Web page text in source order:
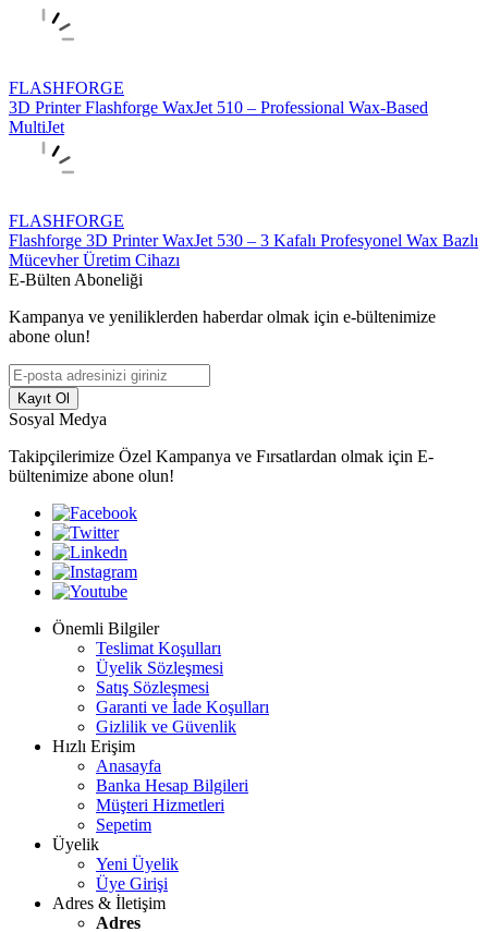
FLASHFORGE
3D Printer Flashforge WaxJet 510 – Professional Wax-Based
MultiJet
FLASHFORGE
Flashforge 3D Printer WaxJet 530 – 3 Kafalı Profesyonel Wax Bazlı
Mücevher Üretim Cihazı
E-Bülten Aboneliği
Kampanya ve yeniliklerden haberdar olmak için e-bültenimize
abone olun!
Kayıt Ol
Sosyal Medya
Takipçilerimize Özel Kampanya ve Fırsatlardan olmak için E-
bültenimize abone olun!
Önemli Bilgiler
Teslimat Koşulları
Üyelik Sözleşmesi
Satış Sözleşmesi
Garanti ve İade Koşulları
Gizlilik ve Güvenlik
Hızlı Erişim
Anasayfa
Banka Hesap Bilgileri
Müşteri Hizmetleri
Sepetim
Üyelik
Yeni Üyelik
Üye Girişi
Adres & İletişim
Adres